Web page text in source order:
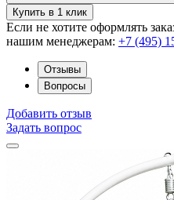
Купить в 1 клик
Если не хотите оформлять
нашим менеджерам: +7 (495)
Отзывы
Вопросы
Добавить отзыв
Задать вопрос